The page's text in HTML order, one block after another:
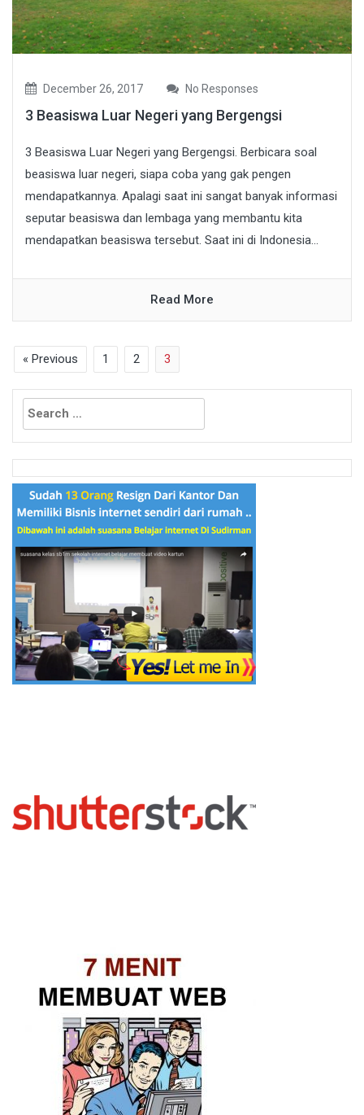
December 26, 2017 No Responses
3 Beasiswa Luar Negeri yang Bergengsi
3 Beasiswa Luar Negeri yang Bergengsi. Berbicara soal
beasiswa luar negeri, siapa coba yang gak pengen
mendapatkannya. Apalagi saat ini sangat banyak informasi
seputar beasiswa dan lembaga yang membantu kita
mendapatkan beasiswa tersebut. Saat ini di Indonesia...
Read More
« Previous 1 2 3
Search
for: